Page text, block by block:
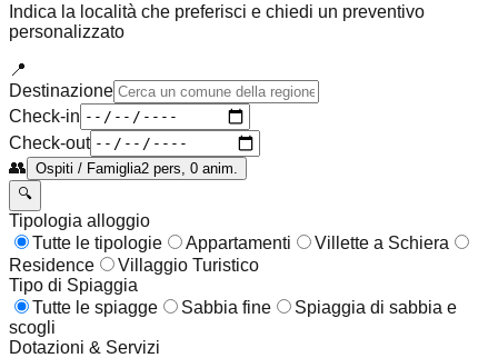
Indica la località che preferisci e chiedi un preventivo
personalizzato
📍
Destinazione
Check-in
Check-out
👥 Ospiti / Famiglia2 pers, 0 anim.
🔍
Tipologia alloggio
Tutte le tipologie
Appartamenti
Villette a Schiera
Residence
Villaggio Turistico
Tipo di Spiaggia
Tutte le spiagge
Sabbia fine
Spiaggia di sabbia e
scogli
Dotazioni & Servizi